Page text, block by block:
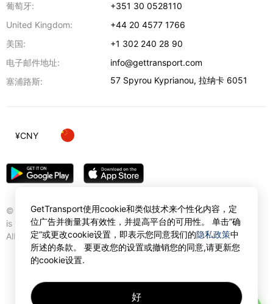
葡萄牙:
+351 30 0528110
United Kingdom:
+44 20 4577 1766
美国:
+1 302 240 28 90
电子邮件地址:
info@gettransport.com
塞浦路斯:
57 Spyrou Kyprianou,拉纳卡 6051
© Gettransport International Limited. GetTransport®
is trademark of Gettransport International Limited.
All rights reserved.
¥CNY
GetTransport使用cookie和类似技术来个性化内容，定
位广告并衡量其有效性，并提高平台的可用性。 单击”确
定”或更改cookie设置，即表示您同意我们的隐私政策中
所述的条款。 要更改您的设置或撤销您的同意,请更新您
的cookie设置.
好